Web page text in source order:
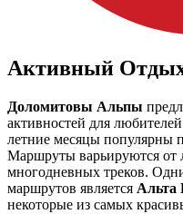
Активный
Доломитовы Альпы
активностей для
летние месяцы популярны
Маршруты варьируются от
многодневных треков.
маршрутов является Альта
некоторые из самых